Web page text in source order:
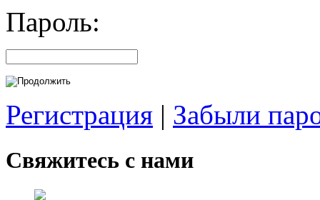
Пароль:
Регистрация | Забыли
Свяжитесь с нами